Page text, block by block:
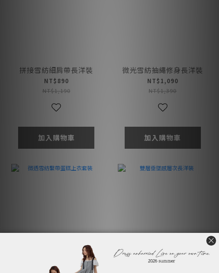
拼接雪紡細肩帶長洋裝
NT$890
NT$1,190
加入購物車
微光雪紡抽繩修身長洋裝
NT$1,090
NT$1,390
加入購物車